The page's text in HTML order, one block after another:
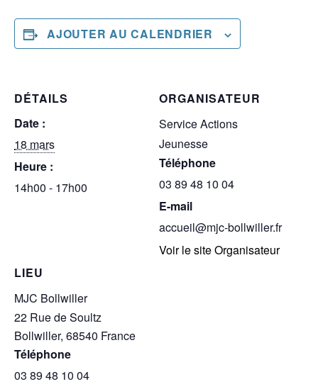
AJOUTER AU CALENDRIER
DÉTAILS
Date :
18 mars
Heure :
14h00 - 17h00
LIEU
MJC Bollwiller
22 Rue de Soultz
Bollwiller, 68540 France
Téléphone
03 89 48 10 04
ORGANISATEUR
Service Actions
Jeunesse
Téléphone
03 89 48 10 04
E-mail
accueil@mjc-bollwiller.fr
Voir le site Organisateur